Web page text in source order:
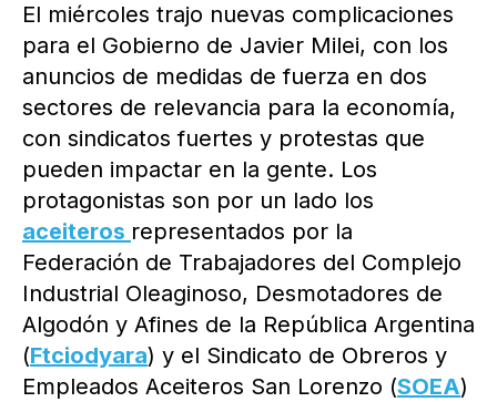
El miércoles trajo nuevas complicaciones
para el Gobierno de Javier Milei, con los
anuncios de medidas de fuerza en dos
sectores de relevancia para la economía,
con sindicatos fuertes y protestas que
pueden impactar en la gente. Los
protagonistas son por un lado los
aceiteros representados por la
Federación de Trabajadores del Complejo
Industrial Oleaginoso, Desmotadores de
Algodón y Afines de la República Argentina
(Ftciodyara) y el Sindicato de Obreros y
Empleados Aceiteros San Lorenzo (SOEA)